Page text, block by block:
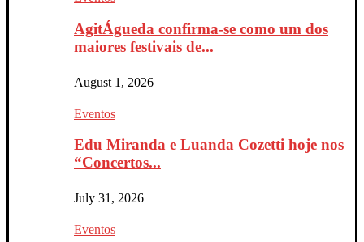
AgitÁgueda confirma-se como um dos
maiores festivais de...
August 1, 2026
Eventos
Edu Miranda e Luanda Cozetti hoje nos
“Concertos...
July 31, 2026
Eventos